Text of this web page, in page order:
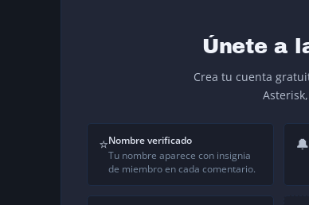
Únete a
Crea tu cuenta
⭐Nombre verificado
Tu nombre aparece con insignia
de miembro en cada comentario.
🔔